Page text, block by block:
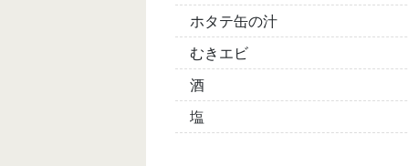
ホタテ缶の汁
むきエビ
酒
塩